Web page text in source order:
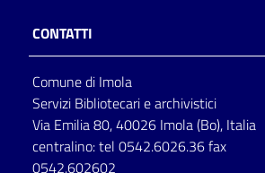
Seguici
su
CONTATTI
Comune di Imola
Servizi Bibliotecari e archivistici
Via Emilia 80, 40026 Imola (Bo), Italia
centralino: tel 0542.6026.36 fax
0542.602602